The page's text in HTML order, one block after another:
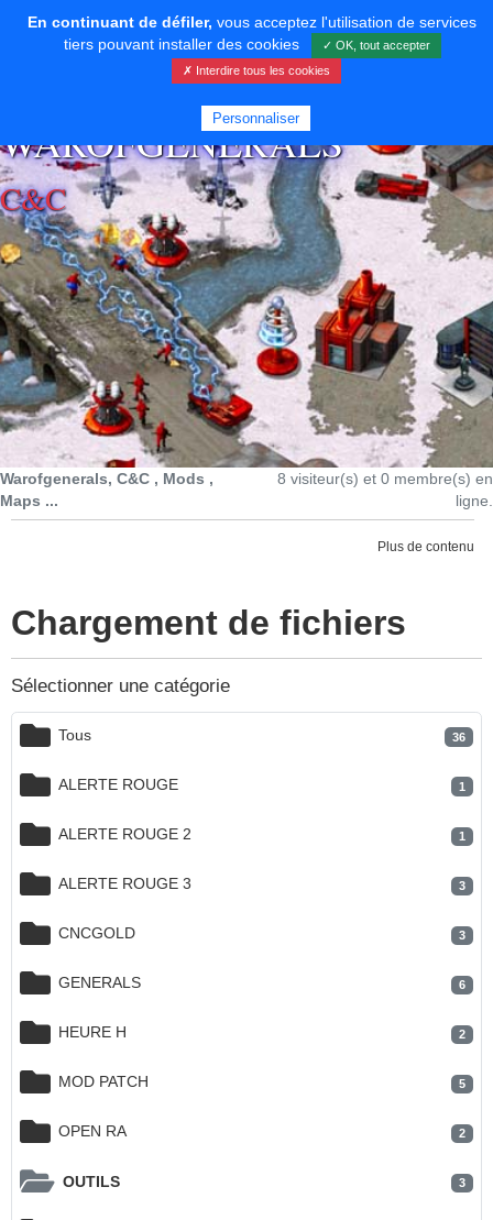
⚡ SOUTENIR LE DÉVELOPPEMENT
WAROFGENERALS
C&C
Warofgenerals, C&C , Mods ,
Maps ...
8 visiteur(s) et 0 membre(s) en
ligne.
Plus de contenu
Chargement de fichiers
Sélectionner une catégorie
Tous 36
ALERTE ROUGE 1
ALERTE ROUGE 2 1
ALERTE ROUGE 3 3
CNCGOLD 3
GENERALS 6
HEURE H 2
MOD PATCH 5
OPEN RA 2
OUTILS 3
En continuant de défiler, vous acceptez l'utilisation de services
tiers pouvant installer des cookies
✓ OK, tout accepter
✗ Interdire tous les cookies
Personnaliser